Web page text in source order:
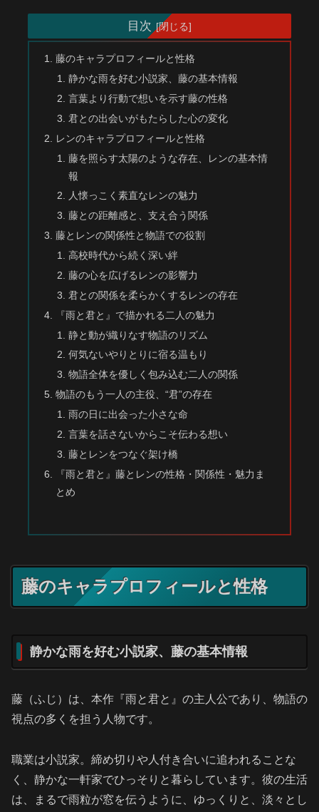
目次
藤のキャラプロフィールと性格
静かな雨を好む小説家、藤の基本情報
言葉より行動で想いを示す藤の性格
君との出会いがもたらした心の変化
レンのキャラプロフィールと性格
藤を照らす太陽のような存在、レンの基本情
報
人懐っこく素直なレンの魅力
藤との距離感と、支え合う関係
藤とレンの関係性と物語での役割
高校時代から続く深い絆
藤の心を広げるレンの影響力
君との関係を柔らかくするレンの存在
『雨と君と』で描かれる二人の魅力
静と動が織りなす物語のリズム
何気ないやりとりに宿る温もり
物語全体を優しく包み込む二人の関係
物語のもう一人の主役、“君”の存在
雨の日に出会った小さな命
言葉を話さないからこそ伝わる想い
藤とレンをつなぐ架け橋
『雨と君と』藤とレンの性格・関係性・魅力ま
とめ
藤のキャラプロフィールと性格
静かな雨を好む小説家、藤の基本情報
藤（ふじ）は、本作『雨と君と』の主人公であり、物語の
視点の多くを担う人物です。
職業は小説家。締め切りや人付き合いに追われることな
く、静かな一軒家でひっそりと暮らしています。彼の生活
は、まるで雨粒が窓を伝うように、ゆっくりと、淡々とし